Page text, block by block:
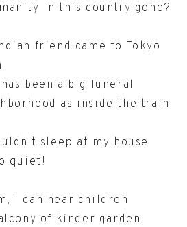
in this country gone?
friend came to Tokyo
been a big funeral
as inside the train
sleep at my house
quiet!
I can hear children
of kinder garden